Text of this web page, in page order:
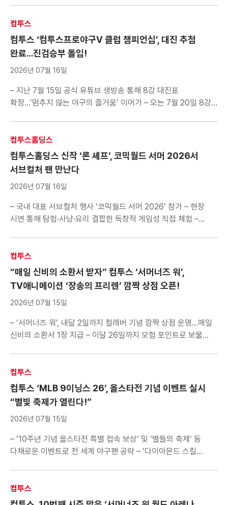
에픽게임즈 스토어(Epic Games Store)에 정식 출시했다고
22일 밝혔다. 페이딩 에코는 프랑스의 게임 퍼블리셔 ‘뉴테일즈
(New Tales SAS)’ 산하 ‘에메테리아(Emeteria)’ 스튜디오가
개발한 액션 어드벤처 […]
컴투스
컴투스 ‘컴투스프로야구V 클럽 챔피언십’, 대진 추첨
완료…진검승부 돌입!
2026년 07월 16일
– 지난 7월 15일 공식 유튜브 생방송 통해 8강 대진표
확정…’멈추지 않는 야구의 즐거움’ 이어가 – 오는 7월 20일 8강
대회 모든 경기에 베테랑 정인호 캐스터와 프로 선수 출신 김지호
해설위원 진행으로 재미 더해 컴투스(대표 […]
컴투스홀딩스
컴투스홀딩스 신작 ‘론 셰프’, 코믹월드 서머 2026서
서브컬처 팬 만난다
2026년 07월 16일
– 국내 대표 서브컬처 행사 ‘코믹월드 서머 2026’ 참가 – 현장
시연 통해 탐험·사냥·요리 결합한 독창적 게임성 직접 체험 –
국내 대표 서브컬처 행사 ‘코믹월드 서머 2026(이하 코믹월드)’에
참가한다고 16일 밝혔다. 이달 18일과 19일 열리는 코믹월드는
[…]
컴투스
“매일 신비의 소환서 받자” 컴투스 ‘서머너즈 워’,
TV애니메이션 ‘장송의 프리렌’ 깜짝 상점 오픈!
2026년 07월 15일
– ‘서머너즈 워’, 내달 2일까지 컬래버 기념 깜짝 상점 운영…매일
신비의 소환서 1장 지급 – 이달 26일까지 모험 포인트로 보물
‘서머너즈 워: 천공의 아레나(이하 서머너즈 워)’가 TV
애니메이션 ‘장송의 프리렌’ 컬래버레이션을 기념해 깜짝 상점을
열었다. 깜짝 […]
컴투스
컴투스 ‘MLB 9이닝스 26’, 올스타전 기념 이벤트 실시
“별빛 축제가 열린다!”
2026년 07월 15일
– ‘10주년 기념 올스타전 특별 접속 보상’ 및 ‘별들의 축제’ 등
다채로운 이벤트로 전 세계 야구팬 공략 – ‘다이아몬드 스킬
풍성한 혜택으로 축제 분위기 조성 컴투스(대표 남재관)는 글로벌
인기 모바일 야구 게임 ‘MLB 9이닝스 26’에서 […]
컴투스